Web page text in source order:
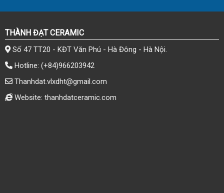
THÀNH ĐẠT CERAMIC
Số 47 TT20 - KĐT Văn Phú - Hà Đông - Hà Nội.
Hotline: (+84)966203942
Thanhdat.vlxdht@gmail.com
Website: thanhdatceramic.com